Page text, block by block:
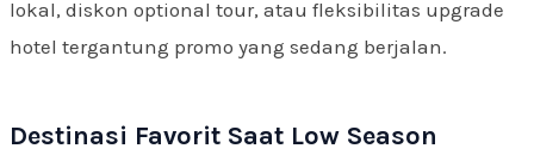
lokal, diskon optional tour, atau fleksibilitas upgrade
hotel tergantung promo yang sedang berjalan.
Destinasi Favorit Saat Low Season